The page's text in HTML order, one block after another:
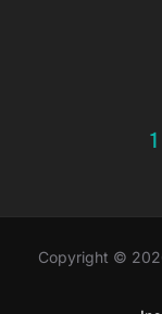
1
Copyright ©